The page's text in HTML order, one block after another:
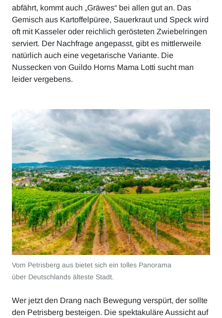
abfährt, kommt auch „Gräwes“ bei allen gut an. Das
Gemisch aus Kartoffelpüree, Sauerkraut und Speck wird
oft mit Kasseler oder reichlich gerösteten Zwiebelringen
serviert. Der Nachfrage angepasst, gibt es mittlerweile
natürlich auch eine vegetarische Variante. Die
Nussecken von Guildo Horns Mama Lotti sucht man
leider vergebens.
Vom Petrisberg aus bietet sich ein tolles Panorama
über Deutschlands älteste Stadt.
Wer jetzt den Drang nach Bewegung verspürt, der sollte
den Petrisberg besteigen. Die spektakuläre Aussicht auf